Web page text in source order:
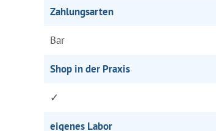
Zahlungsarten
Bar
Shop in der Praxis
✓
eigenes Labor